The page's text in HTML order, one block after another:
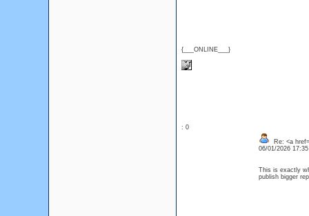
{___ONLINE___}
: 0
Re: <a href=
06/01/2026
This is exactly
publish bigger